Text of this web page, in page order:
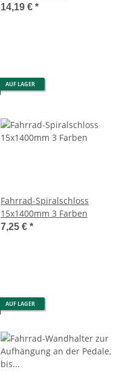
14,19 € *
AUF LAGER
Fahrrad-Spiralschloss
15x1400mm 3 Farben
7,25 € *
AUF LAGER